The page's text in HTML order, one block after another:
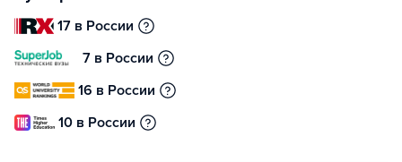
17 в России
7 в России
16 в России
10 в России